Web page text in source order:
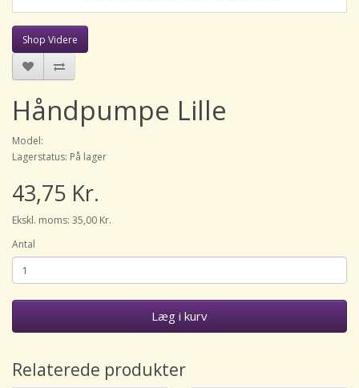
Shop Videre
Håndpumpe Lille
Model:
Lagerstatus: På lager
43,75 Kr.
Ekskl. moms: 35,00 Kr.
Antal
Læg i kurv
Relaterede produkter